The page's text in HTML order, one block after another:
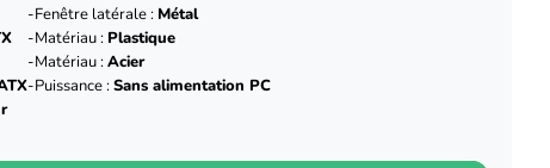
Fenêtre latérale : Métal
Matériau : Plastique
Matériau :Acier
Puissance :Sans alimentation PC